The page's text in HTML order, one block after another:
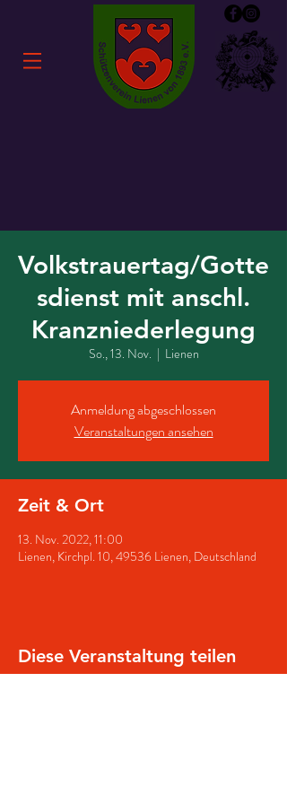
Volkstrauertag/Gotte
sdienst mit anschl.
Kranzniederlegung
So., 13. Nov.
  |
Lienen
Anmeldung abgeschlossen
Veranstaltungen ansehen
Zeit & Ort
13. Nov. 2022, 11:00
Lienen, Kirchpl. 10, 49536 Lienen, Deutschland
Diese Veranstaltung teilen